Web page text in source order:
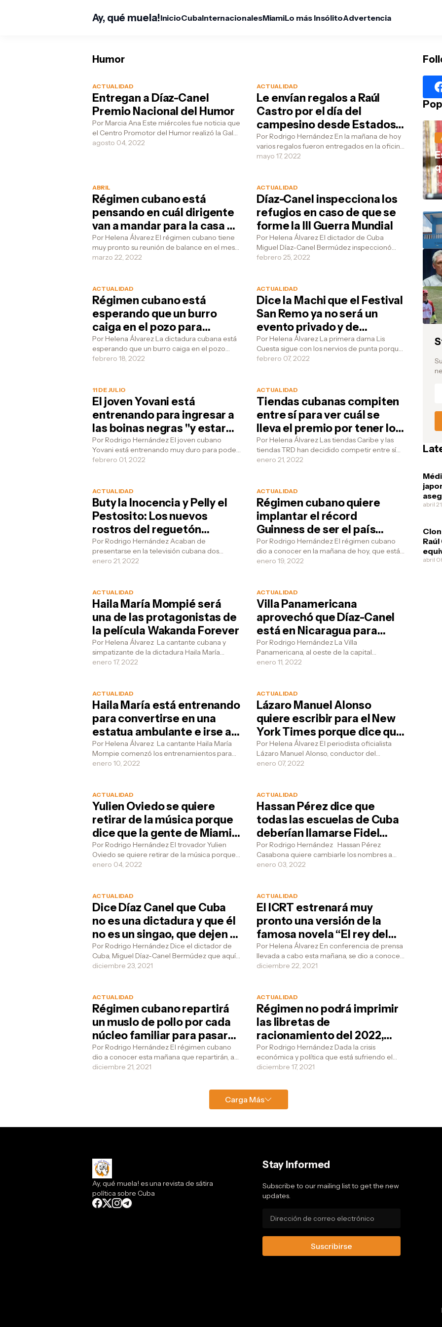
Ay, qué muela!InicioCubaInternacionalesMiamiLo más InsólitoAdvertencia
Humor
ACTUALIDAD
Entregan a Díaz-Canel
Premio Nacional del Humor
Por Marcia Ana Este miércoles fue noticia que
el Centro Promotor del Humor realizó la Gala
de entrega de sus premios anuales,
agosto 04, 2022
ACTUALIDAD
Le envían regalos a Raúl
Castro por el día del
campesino desde Estados
Unidos
Por Rodrigo Hernández En la mañana de hoy
varios regalos fueron entregados en la oficina
del dictador Raúl Castro en el edificio del
mayo 17, 2022
ABRIL
Régimen cubano está
pensando en cuál dirigente
van a mandar para la casa en
plan piyama en el próximo
mes de abril
Por Helena Álvarez El régimen cubano tiene
muy pronto su reunión de balance en el mes
de abril, como cada año desde que llegaron
marzo 22, 2022
ACTUALIDAD
Díaz-Canel inspecciona los
refugios en caso de que se
forme la III Guerra Mundial
Por Helena Álvarez El dictador de Cuba
Miguel Díaz-Canel Bermúdez inspeccionó
esta mañana los túneles subterráneos y los
febrero 25, 2022
ACTUALIDAD
Régimen cubano está
esperando que un burro
caiga en el pozo para
resolver la crisis económica
que hay en el país
Por Helena Álvarez La dictadura cubana está
esperando que un burro caiga en el pozo
para de esa forma resolver la grave situación
febrero 18, 2022
ACTUALIDAD
Dice la Machi que el Festival
San Remo ya no será un
evento privado y de
glamour, ahora será como
una fiesta de los CDR
Por Helena Álvarez La primera dama Lis
Cuesta sigue con los nervios de punta porque
las figuras famosas del Festival Internacional
febrero 07, 2022
11 DE JULIO
El joven Yovani está
entrenando para ingresar a
las boinas negras "y estar
preparado para cuando
vengan a invadirnos los
Por Rodrigo Hernández El joven cubano
Yovani está entrenando muy duro para poder
ingresar en las tropas antimotines y estar
febrero 01, 2022
ACTUALIDAD
Tiendas cubanas compiten
entre sí para ver cuál se
lleva el premio por tener los
estantes más vacíos
Por Helena Álvarez Las tiendas Caribe y las
tiendas TRD han decidido competir entre sí
para ver cual se lleva el premio por tener los
enero 21, 2022
ACTUALIDAD
Buty la Inocencia y Pelly el
Pestosito: Los nuevos
rostros del reguetón
cubano
Por Rodrigo Hernández Acaban de
presentarse en la televisión cubana dos
nuevos exponentes del reguetón cubano:
enero 21, 2022
ACTUALIDAD
Régimen cubano quiere
implantar el récord
Guinness de ser el país
donde los niños toman
menos leche en el mundo
Por Rodrigo Hernández El régimen cubano
dio a conocer en la mañana de hoy, que está
interesado en implantar el récord Guinness
enero 19, 2022
ACTUALIDAD
Haila María Mompié será
una de las protagonistas de
la película Wakanda Forever
Por Helena Álvarez La cantante cubana y
simpatizante de la dictadura Haila María
Mompié ha sido contractada para
enero 17, 2022
ACTUALIDAD
Villa Panamericana
aprovechó que Díaz-Canel
está en Nicaragua para
pintar dos carteles en
apoyo al presi
Por Rodrigo Hernández La Villa
Panamericana, al oeste de la capital
habanera, amaneció hoy con dos hermosos
enero 11, 2022
ACTUALIDAD
Haila María está entrenando
para convertirse en una
estatua ambulante e irse a
la Habana Vieja a posar en la
calle porque la música ya no
Por Helena Álvarez La cantante Haila María
Mompie comenzó los entrenamientos para
posar en la Habana Vieja como una estatua
enero 10, 2022
ACTUALIDAD
Lázaro Manuel Alonso
quiere escribir para el New
York Times porque dice que
los medios oficialistas no
saben hacer periodismo y
periodista serio
Por Helena Álvarez El periodista oficialista
Lázaro Manuel Alonso, conductor del
programa comunista " La palabra precisa " ,
enero 07, 2022
ACTUALIDAD
Yulien Oviedo se quiere
retirar de la música porque
dice que la gente de Miami
son unos envidiosos y
quiere abrirse un puestecito
Por Rodrigo Hernández El trovador Yulien
Oviedo se quiere retirar de la música porque
dice que la gente de Miami le tiene mucha
enero 04, 2022
ACTUALIDAD
Hassan Pérez dice que
todas las escuelas de Cuba
deberían llamarse Fidel
Castro porque el
comandante era la persona
fusilado
Por Rodrigo Hernández Hassan Pérez
Casabona quiere cambiarle los nombres a
todas las escuelas de Cuba, y ponerles Fidel
enero 03, 2022
ACTUALIDAD
Dice Díaz Canel que Cuba
no es una dictadura y que él
no es un singao, que dejen la
falta de respeto, por
favorcito
Por Rodrigo Hernández Dice el dictador de
Cuba, Miguel Díaz-Canel Bermúdez que aquí
no hay dictadura porque en Cuba los turistas
diciembre 23, 2021
ACTUALIDAD
El ICRT estrenará muy
pronto una versión de la
famosa novela “El rey del
ganado” y Gerardo
Hernández será el
Por Helena Álvarez En conferencia de prensa
llevada a cabo esta mañana, se dio a conocer
que el ICRT estrenará dentro de muy poco
diciembre 22, 2021
ACTUALIDAD
Régimen cubano repartirá
un muslo de pollo por cada
núcleo familiar para pasar
fin de año por todo lo alto
Por Rodrigo Hernández El régimen cubano
dio a conocer esta mañana que repartirán, a
través de la libreta de racionamiento pero
diciembre 21, 2021
ACTUALIDAD
Régimen no podrá imprimir
las libretas de
racionamiento del 2022,
pero dice Machado Ventura
que ahora anotarán los
de abastecimiento"
Por Rodrigo Hernández Dada la crisis
económica y política que está sufriendo el
régimen cubano desde el año 1990, agravada
diciembre 17, 2021
Carga Más
abril
abril
Ay, qué muela! es una revista de sátira
política sobre Cuba
Stay Informed
Subscribe to our mailing list to get the new
updates.